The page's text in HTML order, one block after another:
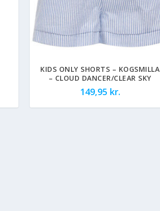
KIDS ONLY SHORTS – KOGSMILLA
– CLOUD DANCER/CLEAR SKY
149,95 kr.